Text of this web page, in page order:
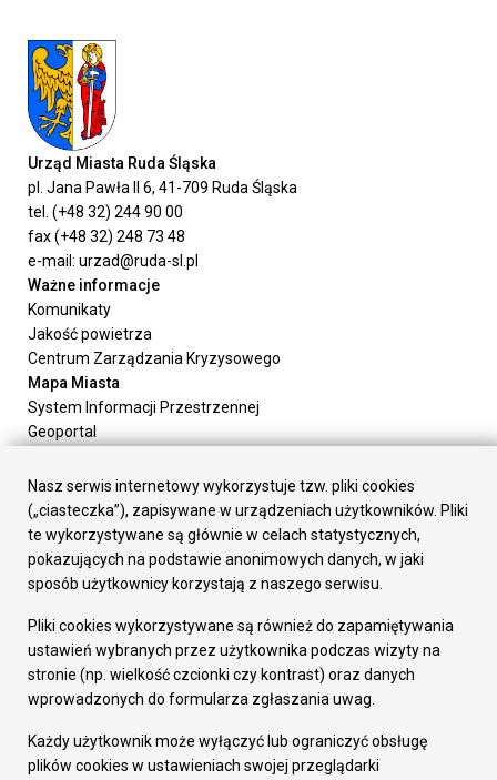
Urząd Miasta Ruda Śląska
pl. Jana Pawła II 6, 41-709 Ruda Śląska
tel. (+48 32) 244 90 00
fax (+48 32) 248 73 48
e-mail: urzad@ruda-sl.pl
Ważne informacje
Komunikaty
Jakość powietrza
Centrum Zarządzania Kryzysowego
Mapa Miasta
System Informacji Przestrzennej
Geoportal
Załatw sprawę
Prezydent Miasta
Rada Miasta
Wydziały
Elektroniczna Skrzynka Podawcza
Gospodarka
Fundusze europejskie
Środki krajowe
Oferty inwestycyjne
Pozostałe
Deklaracja dostępności
Nasz serwis internetowy wykorzystuje tzw. pliki cookies
(„ciasteczka”), zapisywane w urządzeniach użytkowników. Pliki
te wykorzystywane są głównie w celach statystycznych,
pokazujących na podstawie anonimowych danych, w jaki
sposób użytkownicy korzystają z naszego serwisu.
Pliki cookies wykorzystywane są również do zapamiętywania
ustawień wybranych przez użytkownika podczas wizyty na
stronie (np. wielkość czcionki czy kontrast) oraz danych
wprowadzonych do formularza zgłaszania uwag.
Każdy użytkownik może wyłączyć lub ograniczyć obsługę
plików cookies w ustawieniach swojej przeglądarki